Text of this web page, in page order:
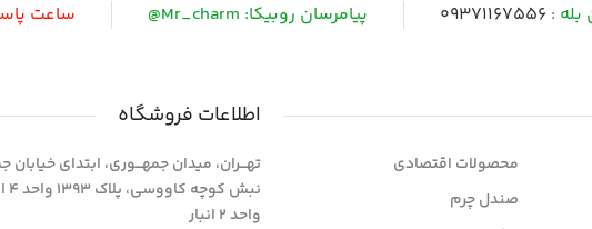
بله : 09371167556 پیامرسان روبیکا: Mr_charm@ ساعت
محصولات اقتصادی
صندل چرم
اطلاعات فروشگاه
تهـــران، میدان جمهـــوری، ابتدای
واحد 2 انبار